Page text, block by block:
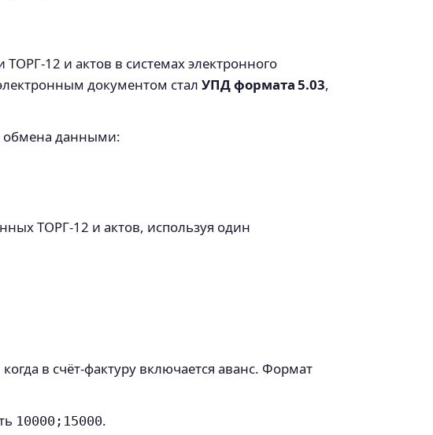
и актов в системах электронного
документом стал УПД формата 5.03,
обмена данными:
ТОРГ‑12 и актов, используя один
в счёт‑фактуру включается аванс. Формат
10000;15000.